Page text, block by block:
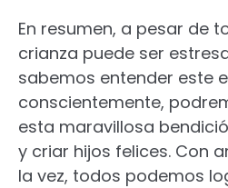
En resumen, a pesar de
crianza puede ser
sabemos entender este
conscientemente,
esta maravillosa
y criar hijos felices. Con
la vez, todos podemos